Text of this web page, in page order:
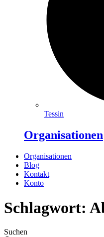
Tessin
Organisationen
Organisationen
Blog
Kontakt
Konto
Schlagwort:
Suchen